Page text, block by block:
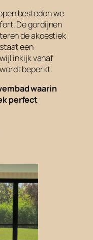
besteden we
De gordijnen
de akoestiek
een
inkijk vanaf
beperkt.
waarin
perfect